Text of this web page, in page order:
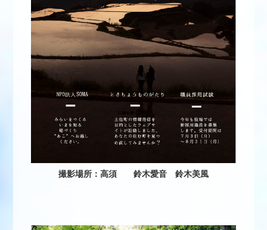
撮影場所：高須 鈴木愛音 鈴木美風